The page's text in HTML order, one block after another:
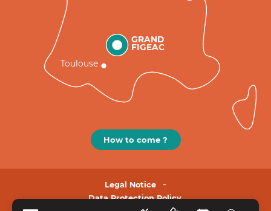
GRAND
FIGEAC
Toulouse
How to come ?
Legal Notice
Data Protection Policy.